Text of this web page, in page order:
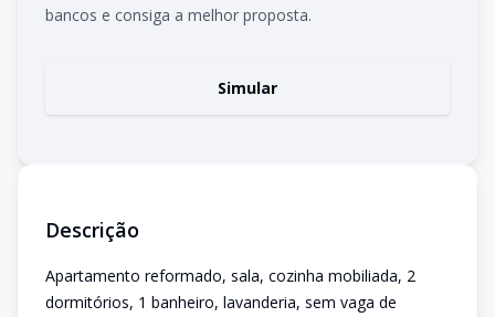
bancos e consiga a melhor proposta.
Simular
Descrição
Apartamento reformado, sala, cozinha mobiliada, 2
dormitórios, 1 banheiro, lavanderia, sem vaga de